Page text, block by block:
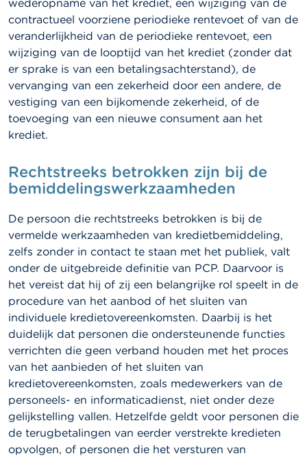
wederopname van het krediet, een wijziging van de
contractueel voorziene periodieke rentevoet of van de
veranderlijkheid van de periodieke rentevoet, een
wijziging van de looptijd van het krediet (zonder dat
er sprake is van een betalingsachterstand), de
vervanging van een zekerheid door een andere, de
vestiging van een bijkomende zekerheid, of de
toevoeging van een nieuwe consument aan het
krediet.
Rechtstreeks betrokken zijn bij de
bemiddelingswerkzaamheden
De persoon die rechtstreeks betrokken is bij de
vermelde werkzaamheden van kredietbemiddeling,
zelfs zonder in contact te staan met het publiek, valt
onder de uitgebreide definitie van PCP. Daarvoor is
het vereist dat hij of zij een belangrijke rol speelt in de
procedure van het aanbod of het sluiten van
individuele kredietovereenkomsten. Daarbij is het
duidelijk dat personen die ondersteunende functies
verrichten die geen verband houden met het proces
van het aanbieden of het sluiten van
kredietovereenkomsten, zoals medewerkers van de
personeels- en informaticadienst, niet onder deze
gelijkstelling vallen. Hetzelfde geldt voor personen die
de terugbetalingen van eerder verstrekte kredieten
opvolgen, of personen die het versturen van